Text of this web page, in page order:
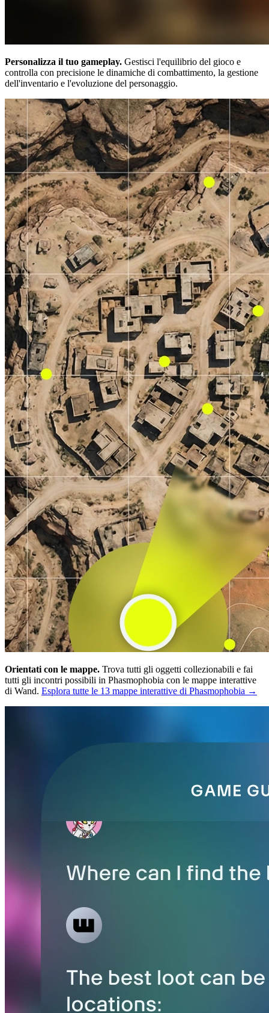
Personalizza il tuo gameplay. Gestisci l'equilibrio del gioco e
controlla con precisione le dinamiche di combattimento, la gestione
dell'inventario e l'evoluzione del personaggio.
Orientati con le mappe. Trova tutti gli oggetti collezionabili e fai
tutti gli incontri possibili in Phasmophobia con le mappe interattive
di Wand. Esplora tutte le 13 mappe interattive di Phasmophobia →